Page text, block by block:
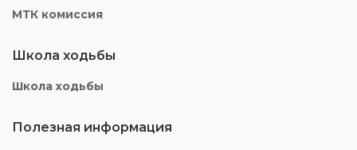
МТК комиссия
Школа ходьбы
Школа ходьбы
Полезная информация